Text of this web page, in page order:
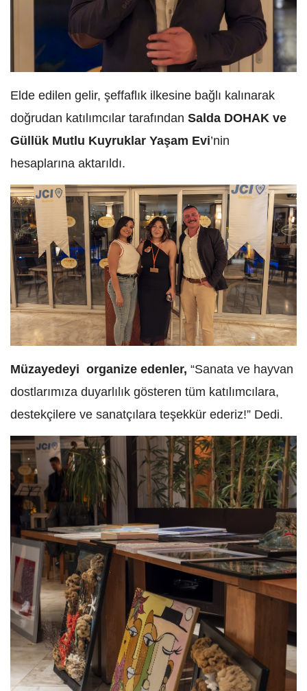
Elde edilen gelir, şeffaflık ilkesine bağlı kalınarak
doğrudan katılımcılar tarafından Salda DOHAK ve
Güllük Mutlu Kuyruklar Yaşam Evi’nin
hesaplarına aktarıldı.
Müzayedeyi organize edenler, “Sanata ve hayvan
dostlarımıza duyarlılık gösteren tüm katılımcılara,
destekçilere ve sanatçılara teşekkür ederiz!” Dedi.